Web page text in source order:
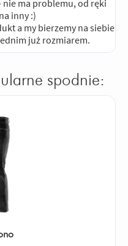
ma problemu, od ręki
inny :)
a my bierzemy na siebie
już rozmiarem.
spodnie: